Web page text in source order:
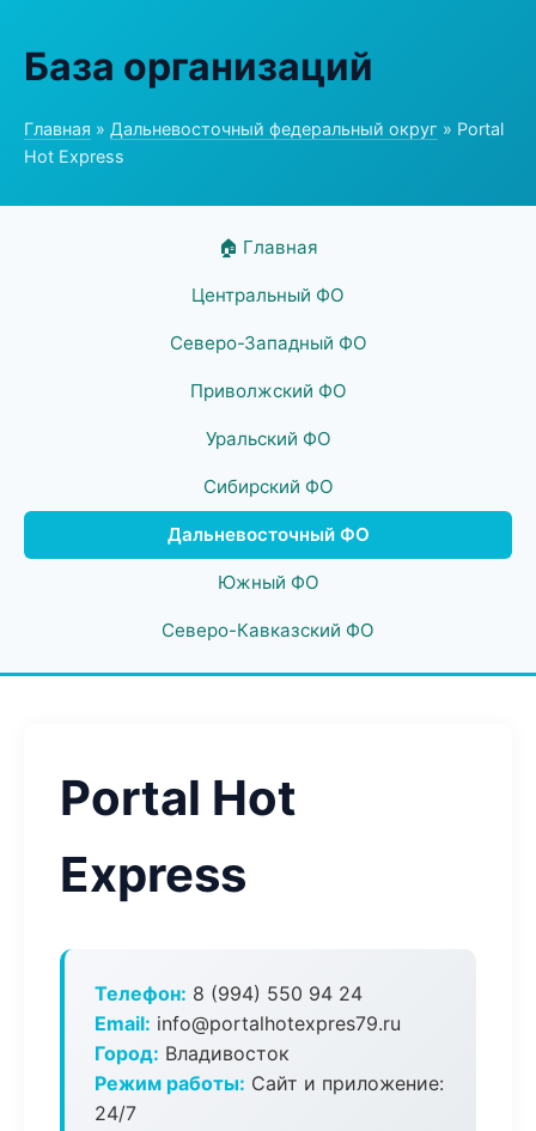
База организаций
Главная » Дальневосточный федеральный округ » Portal
Hot Express
🏠 Главная
Центральный ФО
Северо-Западный ФО
Приволжский ФО
Уральский ФО
Сибирский ФО
Дальневосточный ФО
Южный ФО
Северо-Кавказский ФО
Portal Hot
Express
Телефон: 8 (994) 550 94 24
Email: info@portalhotexpres79.ru
Город: Владивосток
Режим работы: Сайт и приложение:
24/7